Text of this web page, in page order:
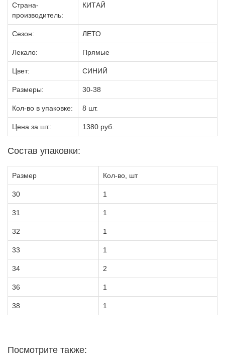
Страна-
производитель:
КИТАЙ
Сезон: ЛЕТО
Лекало: Прямые
Цвет: СИНИЙ
Размеры: 30-38
Кол-во в упаковке: 8 шт.
Цена за шт.: 1380 руб.
Состав упаковки:
Размер Кол-во, шт
30 1
31 1
32 1
33 1
34 2
36 1
38 1
Посмотрите также: